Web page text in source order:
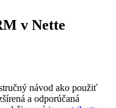
v Nette
návod ako použiť
a odporúčaná